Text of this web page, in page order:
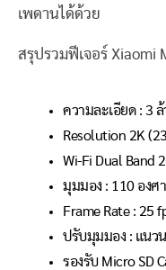
เพดานได้ด้วย
สรุปรวมฟีเจอร์ Xiaomi
ความละเอียด : 3
Resolution 2K
Wi-Fi Dual Band
มุมมอง : 110 องศา
Frame Rate : 25
ปรับมุมมอง : แนว
รองรับ Micro SD